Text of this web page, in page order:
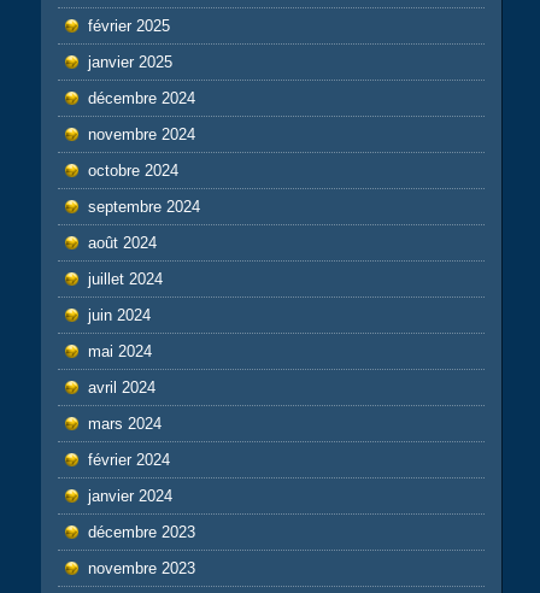
février 2025
janvier 2025
décembre 2024
novembre 2024
octobre 2024
septembre 2024
août 2024
juillet 2024
juin 2024
mai 2024
avril 2024
mars 2024
février 2024
janvier 2024
décembre 2023
novembre 2023